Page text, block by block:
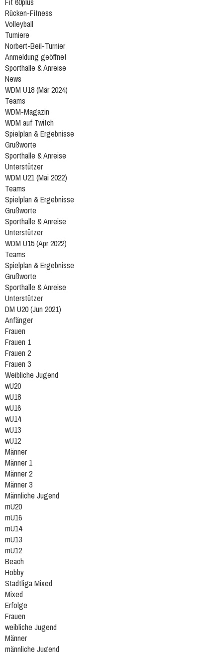
Rücken-Fitness
Volleyball
Turniere
Norbert-Beil-Turnier
Anmeldung geöffnet
Sporthalle & Anreise
News
WDM U18 (Mär 2024)
Teams
WDM-Magazin
WDM auf Twitch
Spielplan & Ergebnisse
Grußworte
Sporthalle & Anreise
Unterstützer
WDM U21 (Mai 2022)
Teams
Spielplan & Ergebnisse
Grußworte
Sporthalle & Anreise
Unterstützer
WDM U15 (Apr 2022)
Teams
Spielplan & Ergebnisse
Grußworte
Sporthalle & Anreise
Unterstützer
DM U20 (Jun 2021)
Anfänger
Frauen
Frauen 1
Frauen 2
Frauen 3
Weibliche Jugend
wU20
wU18
wU16
wU14
wU13
wU12
Männer
Männer 1
Männer 2
Männer 3
Männliche Jugend
mU20
mU16
mU14
mU13
mU12
Beach
Hobby
Stadtliga Mixed
Mixed
Erfolge
Frauen
weibliche Jugend
Männer
männliche Jugend